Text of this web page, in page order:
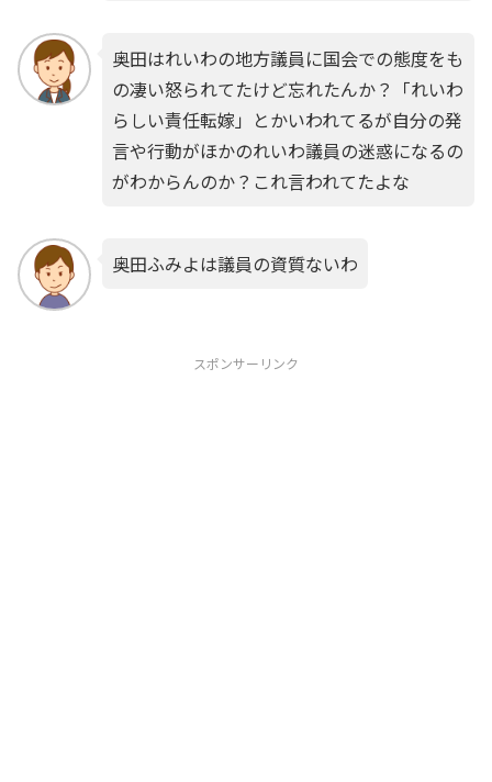
奥田はれいわの地方議員に国会での態度をも
の凄い怒られてたけど忘れたんか？「れいわ
らしい責任転嫁」とかいわれてるが自分の発
言や行動がほかのれいわ議員の迷惑になるの
がわからんのか？これ言われてたよな
奥田ふみよは議員の資質ないわ
スポンサーリンク